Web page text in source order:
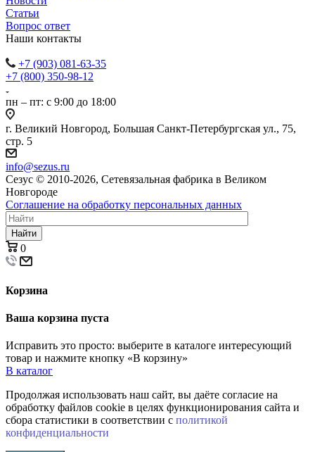
Статьи
Вопрос ответ
Наши контакты
+7 (903) 081-63-35
+7 (800) 350-98-12
пн – пт: с 9:00 до 18:00
г. Великий Новгород, Большая Санкт-Петербургская ул., 75,
стр. 5
info@sezus.ru
Сезус © 2010-2026, Сетевязальная фабрика в Великом
Новгороде
Соглашение на обработку персональных данных
Найти
0
Корзина
Ваша корзина пуста
Исправить это просто: выберите в каталоге интересующий
товар и нажмите кнопку «В корзину»
В каталог
Продолжая использовать наш сайт, вы даёте согласие на
обработку файлов cookie в целях функционирования сайта и
сбора статистики в соответствии с политикой
конфиденциальности